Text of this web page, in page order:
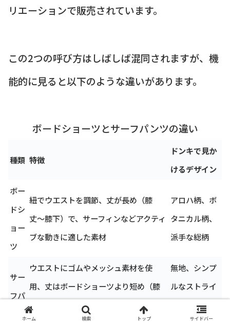
リエーションで販売されています。
この2つの呼び方はしばしば混同されますが、機
能的に見ると以下のような違いがあります。
ボードショーツとサーフパンツの違い
種類 特徴
ドンキで見か
けるデザイン
ボー
ドシ
ョー
ツ
紐でウエストを調節、丈が長め（膝
丈〜膝下）で、サーフィンなどアクティ
ブな動きに適した素材
アロハ柄、ボ
タニカル柄、
派手な総柄
サー
フパ
ンツ
ウエストにゴムやメッシュ素材を使
用、丈はボードショーツより短め（膝
上）で、街履きも意識したデザインが多
無地、シンプ
ルなストライ
プ、チェック
ホーム 検索 トップ サイドバー